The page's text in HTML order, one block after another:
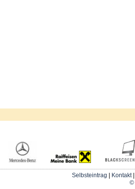
Selbsteintrag Kontakt
©